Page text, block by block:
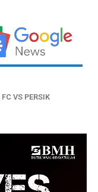
VS PERSIK